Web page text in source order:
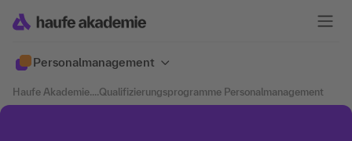
Personalmanagement
Haufe Akademie....Qualifizierungsprogramme Personalmanagement